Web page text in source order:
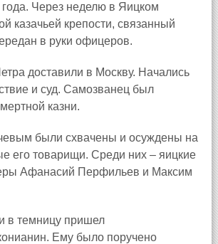
Через неделю в Яицком
казачьей крепости, связанный
в руки офицеров.
доставили в Москву. Начались
и суд. Самозванец был
казни.
были схвачены и осуждены на
его товарищи. Среди них – яицкие
Афанасий Перфильев и Максим
в темницу пришел
Ему было поручено